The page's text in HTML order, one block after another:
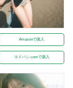
Amazonで購入
ヨドバシ.comで購入